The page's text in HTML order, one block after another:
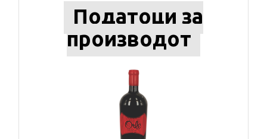
Податоци за
производот